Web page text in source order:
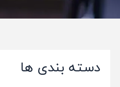
دسته بندی ها